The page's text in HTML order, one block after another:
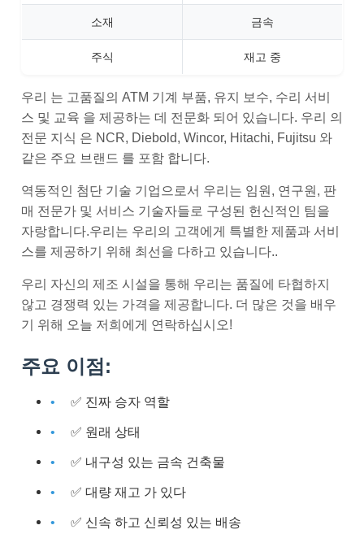
소재 금속
주식 재고 중
우리 는 고품질의 ATM 기계 부품, 유지 보수, 수리 서비
스 및 교육 을 제공하는 데 전문화 되어 있습니다. 우리 의
전문 지식 은 NCR, Diebold, Wincor, Hitachi, Fujitsu 와
같은 주요 브랜드 를 포함 합니다.
역동적인 첨단 기술 기업으로서 우리는 임원, 연구원, 판
매 전문가 및 서비스 기술자들로 구성된 헌신적인 팀을
자랑합니다.우리는 우리의 고객에게 특별한 제품과 서비
스를 제공하기 위해 최선을 다하고 있습니다..
우리 자신의 제조 시설을 통해 우리는 품질에 타협하지
않고 경쟁력 있는 가격을 제공합니다. 더 많은 것을 배우
기 위해 오늘 저희에게 연락하십시오!
주요 이점:
✅ 진짜 승자 역할
✅ 원래 상태
✅ 내구성 있는 금속 건축물
✅ 대량 재고 가 있다
✅ 신속 하고 신뢰성 있는 배송